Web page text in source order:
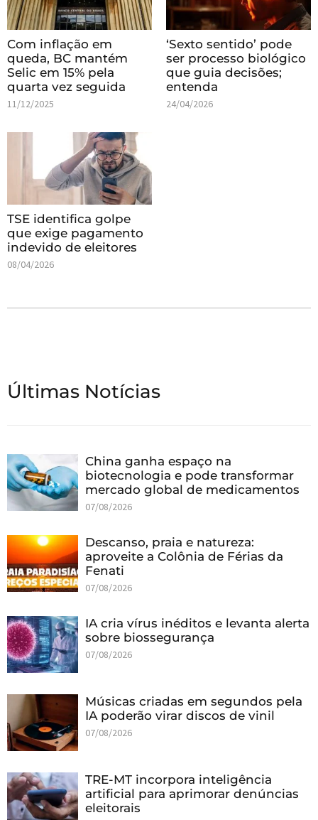
Com inflação em
queda, BC mantém
Selic em 15% pela
quarta vez seguida
11/12/2025
‘Sexto sentido’ pode
ser processo biológico
que guia decisões;
entenda
24/04/2026
TSE identifica golpe
que exige pagamento
indevido de eleitores
08/04/2026
Últimas Notícias
China ganha espaço na
biotecnologia e pode transformar
mercado global de medicamentos
07/08/2026
Descanso, praia e natureza:
aproveite a Colônia de Férias da
Fenati
07/08/2026
IA cria vírus inéditos e levanta alerta
sobre biossegurança
07/08/2026
Músicas criadas em segundos pela
IA poderão virar discos de vinil
07/08/2026
TRE-MT incorpora inteligência
artificial para aprimorar denúncias
eleitorais